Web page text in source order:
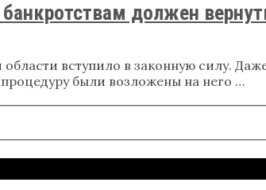
должен
вступило в законную силу.
были возложены на него …